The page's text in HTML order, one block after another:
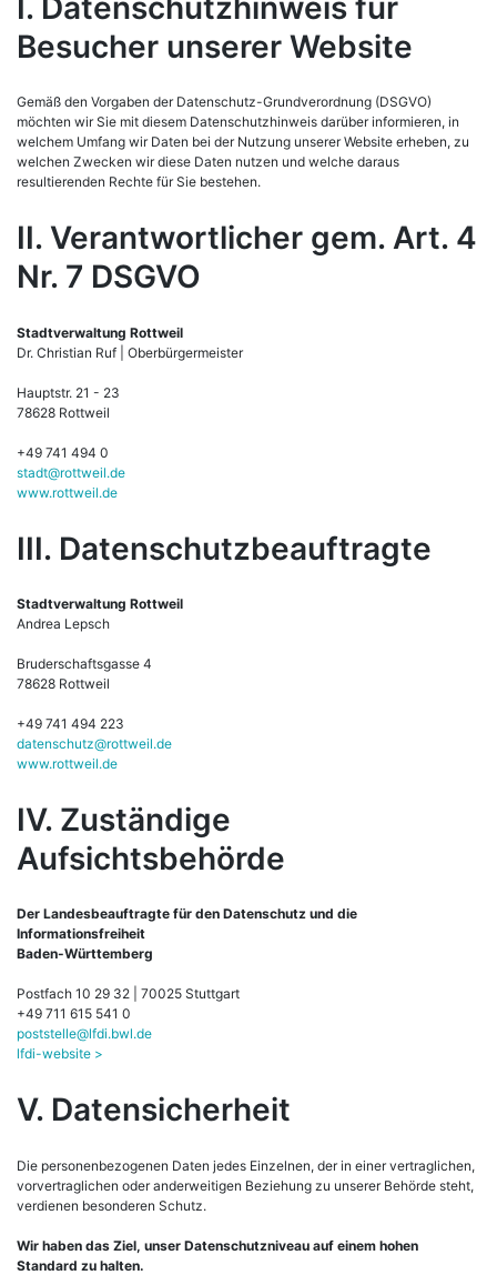
Besucher unserer Website
Gemäß den Vorgaben der Datenschutz-Grundverordnung (DSGVO)
möchten wir Sie mit diesem Datenschutzhinweis darüber informieren, in
welchem Umfang wir Daten bei der Nutzung unserer Website erheben, zu
welchen Zwecken wir diese Daten nutzen und welche daraus
resultierenden Rechte für Sie bestehen.
II. Verantwortlicher gem. Art. 4
Nr. 7 DSGVO
Stadtverwaltung Rottweil
Dr. Christian Ruf | Oberbürgermeister
Hauptstr. 21 - 23
78628 Rottweil
+49 741 494 0
stadt@rottweil.de
www.rottweil.de
III. Datenschutzbeauftragte
Stadtverwaltung Rottweil
Andrea Lepsch
Bruderschaftsgasse 4
78628 Rottweil
+49 741 494 223
datenschutz@rottweil.de
www.rottweil.de
IV. Zuständige
Aufsichtsbehörde
Der Landesbeauftragte für den Datenschutz und die
Informationsfreiheit
Baden-Württemberg
Postfach 10 29 32 | 70025 Stuttgart
+49 711 615 541 0
poststelle@lfdi.bwl.de
lfdi-website >
V. Datensicherheit
Die personenbezogenen Daten jedes Einzelnen, der in einer vertraglichen,
vorvertraglichen oder anderweitigen Beziehung zu unserer Behörde steht,
verdienen besonderen Schutz.
Wir haben das Ziel, unser Datenschutzniveau auf einem hohen
Standard zu halten.